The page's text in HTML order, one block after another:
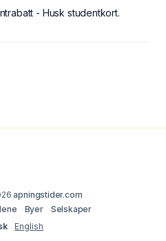
- Husk studentkort.
apningstider.com
Byer
Selskaper
English